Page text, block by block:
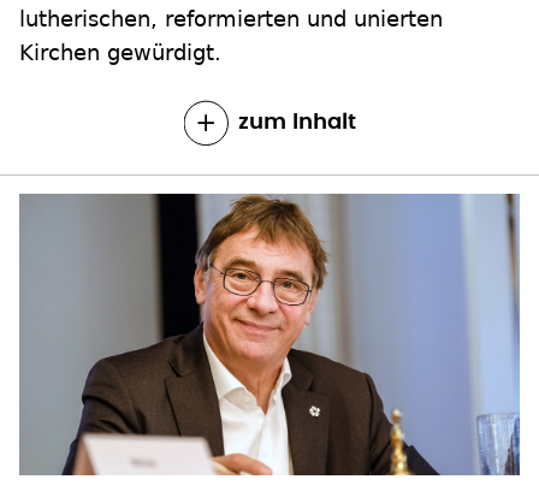
lutherischen, reformierten und unierten
Kirchen gewürdigt.
zum Inhalt